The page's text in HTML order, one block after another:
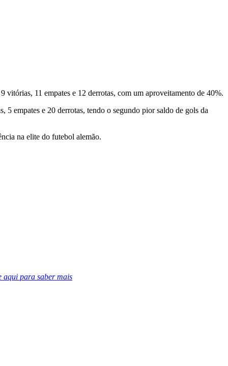
vitórias, 11 empates e 12 derrotas, com um aproveitamento de 40%.
5 empates e 20 derrotas, tendo o segundo pior saldo de gols da
na elite do futebol alemão.
aqui para saber mais